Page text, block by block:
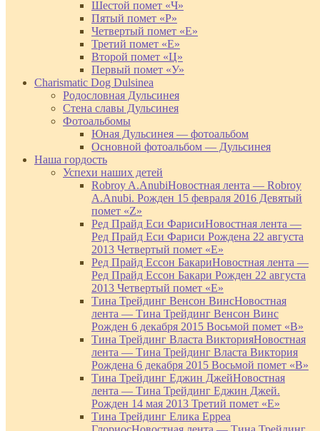
Шестой помет «Ч»
Пятый помет «Р»
Четвертый помет «Е»
Третий помет «Е»
Второй помет «Ц»
Первый помет «У»
Charismatic Dog Dulsinea
Родословная Дульсинея
Стена славы Дульсинея
Фотоальбомы
Юная Дульсинея — фотоальбом
Основной фотоальбом — Дульсинея
Наша гордость
Успехи наших детей
Robroy A.AnubiНовостная лента — Robroy
A.Anubi. Рожден 15 февраля 2016 Девятый
помет «Z»
Ред Прайд Еси ФарисиНовостная лента —
Ред Прайд Еси Фариси Рождена 22 августа
2013 Четвертый помет «Е»
Ред Прайд Ессон БакариНовостная лента —
Ред Прайд Ессон Бакари Рожден 22 августа
2013 Четвертый помет «Е»
Тина Трейдинг Венсон ВинсНовостная
лента — Тина Трейдинг Венсон Винс
Рожден 6 декабря 2015 Восьмой помет «В»
Тина Трейдинг Власта ВикторияНовостная
лента — Тина Трейдинг Власта Виктория
Рождена 6 декабря 2015 Восьмой помет «В»
Тина Трейдинг Еджин ДжейНовостная
лента — Тина Трейдинг Еджин Джей.
Рожден 14 мая 2013 Третий помет «Е»
Тина Трейдинг Елика Ерреа